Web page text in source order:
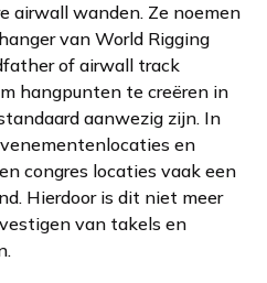
airwall wanden. Ze noemen
van World Rigging
of airwall track
hangpunten te creëren in
aanwezig zijn. In
en
congres locaties vaak een
Hierdoor is dit niet meer
van takels en